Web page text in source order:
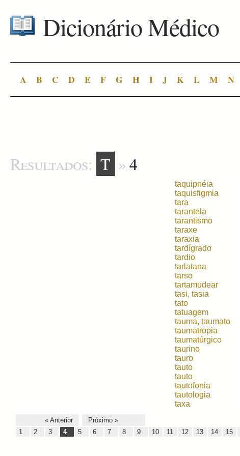
Dicionário Médico
A B C D E F G H I J K L M N
Resultados: T »4
taquipnéia
taquisfigmia
tara
tarantela
tarantismo
taraxe
taraxia
tardígrado
tardio
tarlatana
tarso
tartamudear
tasi, tasia
tato
tatuagem
tauma, taumato
taumatropia
taumatúrgico
taurino
tauro
tauto
tauto
tautofonia
tautologia
taxa
« Anterior
Próximo »
1
2 3 4 5 6 7 8 9 10 11 12 13 14 15